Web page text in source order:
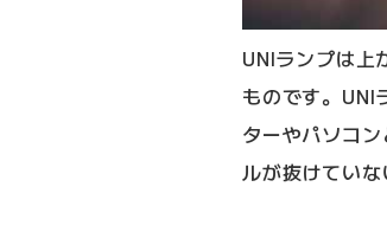
UNIランプは上
ものです。UNI
ターやパソコ
ルが抜けていな